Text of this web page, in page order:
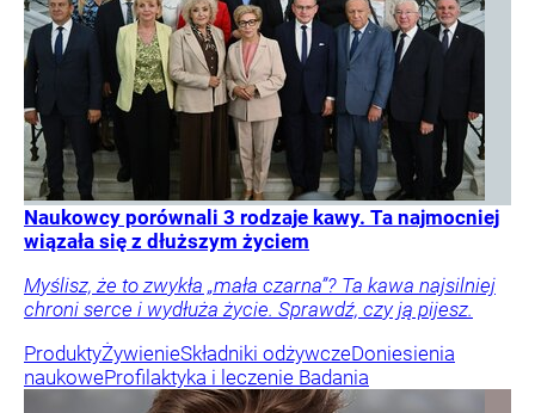
Naukowcy porównali 3 rodzaje kawy. Ta najmocniej
wiązała się z dłuższym życiem
Myślisz, że to zwykła „mała czarna”? Ta kawa najsilniej
chroni serce i wydłuża życie. Sprawdź, czy ją pijesz.
ProduktyŻywienieSkładniki odżywczeDoniesienia
naukoweProfilaktyka i leczenie Badania